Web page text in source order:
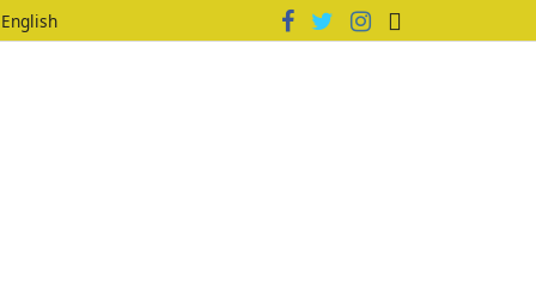
English